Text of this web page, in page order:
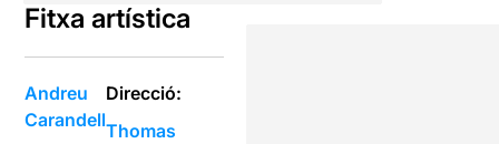
Fitxa artística
Andreu
Carandell
Direcció:
Thomas